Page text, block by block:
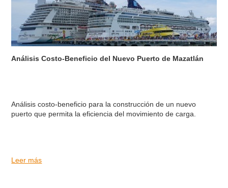
Análisis Costo-Beneficio del Nuevo Puerto de Mazatlán
Análisis costo-beneficio para la construcción de un nuevo
puerto que permita la eficiencia del movimiento de carga.
Leer más